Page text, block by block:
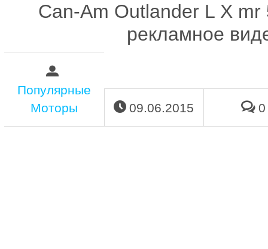
Can-Am Outlander L X
рекламное
Популярные
Моторы
09.06.2015 0